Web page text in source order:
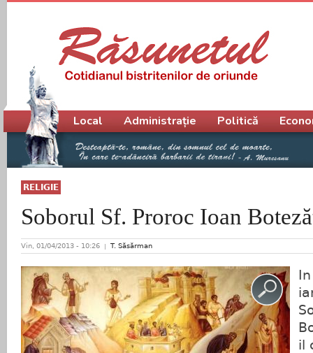
RELIGIE
Soborul Sf. Proroc Ioan
Vin, 01/04/2013 - 10:26 T. Săsărman
il
Meniu principal
Local Administrație Politică